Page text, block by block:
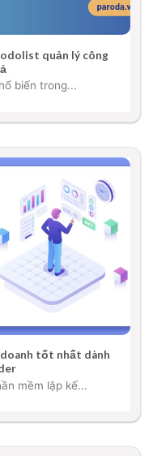
quản lý công
biến trong...
doanh tốt nhất dành
mềm lập kế...